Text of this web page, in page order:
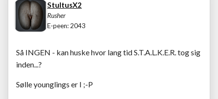
StultusX2
Rusher
E-peen: 2043
Så INGEN - kan huske hvor lang tid S.T.A.L.K.E.R. tog sig
inden...?
Sølle younglings er I ;-P